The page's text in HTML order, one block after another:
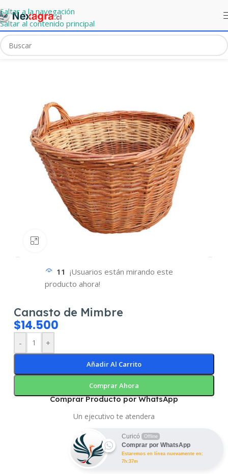
Saltar a la navegación
Saltar al contenido principal
Portada»
11 ¡Usuarios están mirando este
producto ahora!
Canasto de Mimbre
$14.500
- +
Añadir Al Carrito
Comprar Ahora
Comprar Producto por WhatsApp
Un ejecutivo te atendera
Curicó Offline
Comprar por WhatsApp
Estaremos en línea nuevamente en:
7h:37m